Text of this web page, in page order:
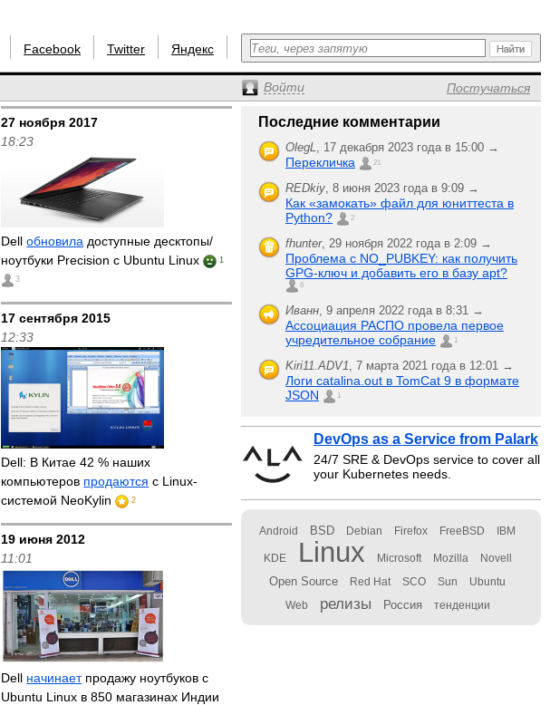
Facebook Twitter Яндекс
Войти Постучаться
27 ноября 2017
18:23
Dellобновила доступные десктопы/
ноутбуки Precision с Ubuntu Linux
1
3
17 сентября 2015
12:33
Dell: В Китае 42 % наших
компьютеров продаются с Linux-
системой NeoKylin
2
19 июня 2012
11:01
Dell начинаетпродажу ноутбуков с
Ubuntu Linux в 850 магазинах Индии
Последние комментарии
OlegL, 17 декабря 2023 года в 15:00 →
Перекличка 21
REDkiy, 8 июня 2023 года в 9:09 →
Как «замокать» файл для юниттеста в
Python?
2
fhunter, 29 ноября 2022 года в 2:09 →
Проблема с NO_PUBKEY: как получить
GPG-ключ и добавить его в базу apt?
6
Иванн, 9 апреля 2022 года в 8:31 →
Ассоциация РАСПО провела первое
учредительное собрание
1
Kiri11.ADV1, 7 марта 2021 года в 12:01 →
Логи catalina.out в TomCat 9 в формате
JSON
1
DevOps as a Service from Palark
24/7 SRE & DevOps service to cover all
your Kubernetes needs.
Android BSD Debian Firefox FreeBSD IBM
KDE Linux Microsoft Mozilla Novell
Open Source Red Hat SCO Sun Ubuntu
Web релизы Россия тенденции